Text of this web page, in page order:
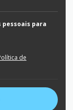
para
de